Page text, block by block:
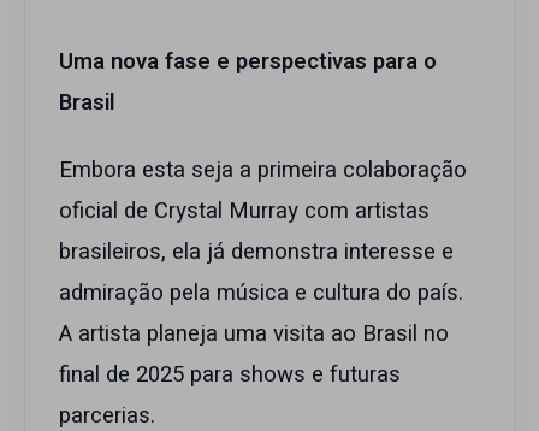
Uma nova fase e perspectivas para o
Brasil
Embora esta seja a primeira colaboração
oficial de Crystal Murray com artistas
brasileiros, ela já demonstra interesse e
admiração pela música e cultura do país.
A artista planeja uma visita ao Brasil no
final de 2025 para shows e futuras
parcerias.